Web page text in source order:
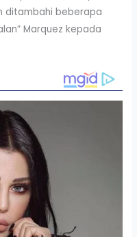
ditambahi beberapa
Marquez kepada